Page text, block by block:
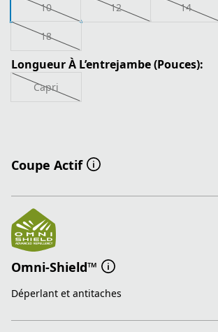
10 12 14
18
Longueur À L’entrejambe (Pouces):
Capri
Coupe Actif
Omni-Shield™
Déperlant et antitaches